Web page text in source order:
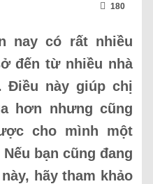
180
nay có rất nhiều
đến từ nhiều nhà
Điều này giúp chị
hơn nhưng cũng
cho mình một
bạn cũng đang
hãy tham khảo